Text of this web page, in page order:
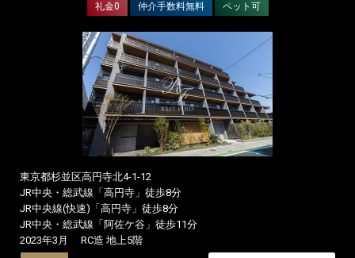
礼金0 仲介手数料無料 ペット可
東京都杉並区高円寺北4-1-12
JR中央・総武線「高円寺」徒歩8分
JR中央線(快速)「高円寺」徒歩8分
JR中央・総武線「阿佐ケ谷」徒歩11分
2023年3月
RC造 地上5階